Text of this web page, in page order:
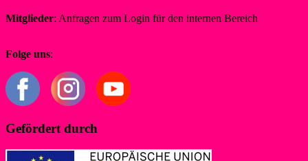
Mitglieder: Anfragen zum Login für den internen Bereich
Folge uns:
Gefördert durch